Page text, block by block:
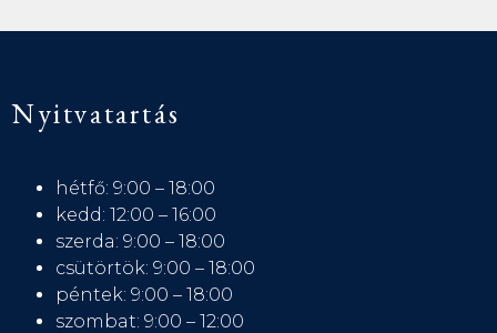
Nyitvatartás
hétfő: 9:00 – 18:00
kedd: 12:00 – 16:00
szerda: 9:00 – 18:00
csütörtök: 9:00 – 18:00
péntek: 9:00 – 18:00
szombat: 9:00 – 12:00